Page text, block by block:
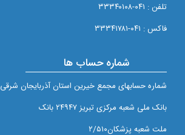
تلفن : ۰۴۱-۳۳۳۴۰۱۰۸
فاکس : ۰۴۱-۳۳۳۴۱۷۸۱
شماره حساب ها
شماره حسابهای مجمع خيرين استان آذربايجان شرقی
بانک ملی شعبه مرکزی تبريز ۲۴۹۴۷ بانک
ملت شعبه پزشکان۲/۵۱۰